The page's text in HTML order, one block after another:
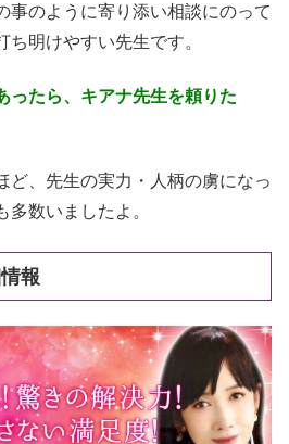
事のように寄り添い相談にのって
ち明けやすい先生です。
ったら、キアナ先生を頼りた
ど、先生の実力・人柄の虜になっ
多数いましたよ。
報